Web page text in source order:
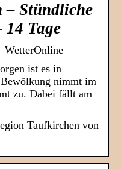
– Stündliche
14 Tage
WetterOnline
ist es in
nimmt im
zu. Dabei fällt am
Taufkirchen von